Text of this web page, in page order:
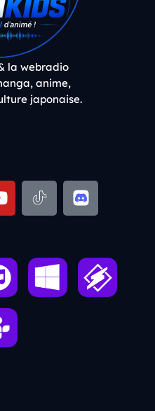
la webradio
anime,
japonaise.